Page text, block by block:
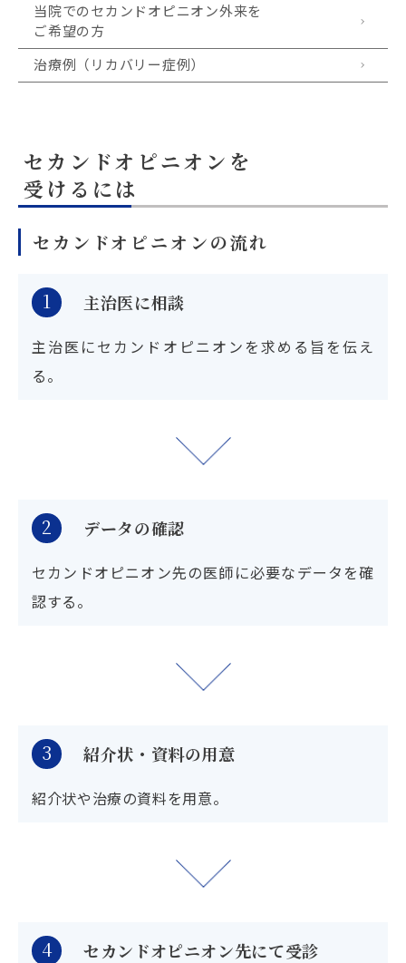
当院でのセカンドオピニオン外来を
ご希望の方
治療例（リカバリー症例）
セカンドオピニオンを
受けるには
セカンドオピニオンの流れ
1 主治医に相談
主治医にセカンドオピニオンを求める旨を伝え
る。
2 データの確認
セカンドオピニオン先の医師に必要なデータを確
認する。
3 紹介状・資料の用意
紹介状や治療の資料を用意。
4 セカンドオピニオン先にて受診